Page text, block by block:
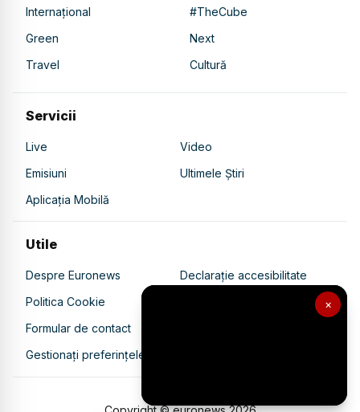
×
Internațional
#TheCube
Green
Next
Travel
Cultură
Servicii
Live
Video
Emisiuni
Ultimele Știri
Aplicația Mobilă
Utile
Despre Euronews
Declarație accesibilitate
Politica Cookie
Politica de confidențialitate
Formular de contact
Gestionați preferințele